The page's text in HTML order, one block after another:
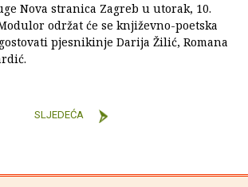
Nova stranica Zagreb u utorak, 10.
održat će se književno-poetska
pjesnikinje Darija Žilić, Romana
SLJEDEĆA